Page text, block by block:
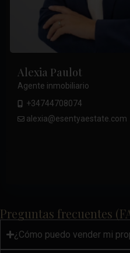
Alexia Paulot
Agente inmobiliario
+34744708074
alexia@esentyaestate.com
Preguntas frecuentes
¿Cómo puedo vender mi